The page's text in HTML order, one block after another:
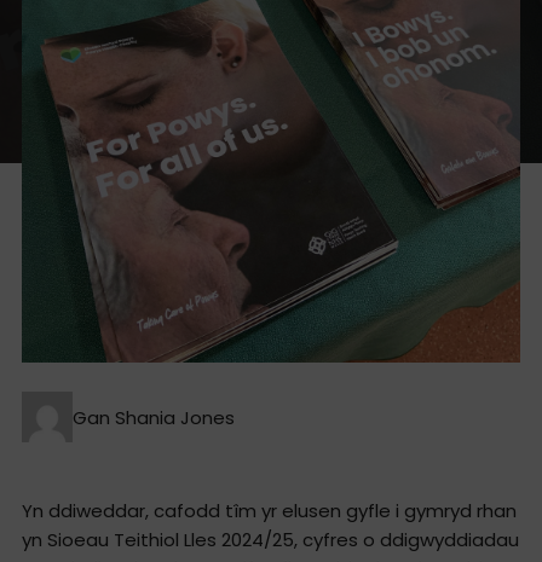
Gan Shania Jones
Yn ddiweddar, cafodd tîm yr elusen gyfle i gymryd rhan
yn Sioeau Teithiol Lles 2024/25, cyfres o ddigwyddiadau